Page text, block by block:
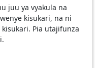
juu ya vyakula na
kisukari, na ni
Pia utajifunza